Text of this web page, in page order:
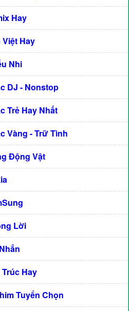
Hay
Hay
Nhi
DJ - Nonstop
Trẻ Hay Nhất
Vàng - Trữ Tình
Động Vật
Lời
Hay
Tuyển Chọn